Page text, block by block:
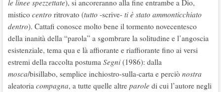
le linee spezzettate), si ancoreranno alla fine entrambe a Dio,
mistico centro ritrovato (tutto -scrive- ti è stato ammonticchiato
dentro). Cattafi conosce molto bene il tormento novecentesco
della inanità della “parola” a sgombrare la solitudine e l’angoscia
esistenziale, tema qua e là affiorante e riaffiorante fino ai versi
estremi della raccolta postuma Segni (1986): dalla
mosca/bisillabo, semplice inchiostro-sulla-carta e perciò nostra
aleatoria compagna, a tutte quelle altre parole di cui l’autore negli